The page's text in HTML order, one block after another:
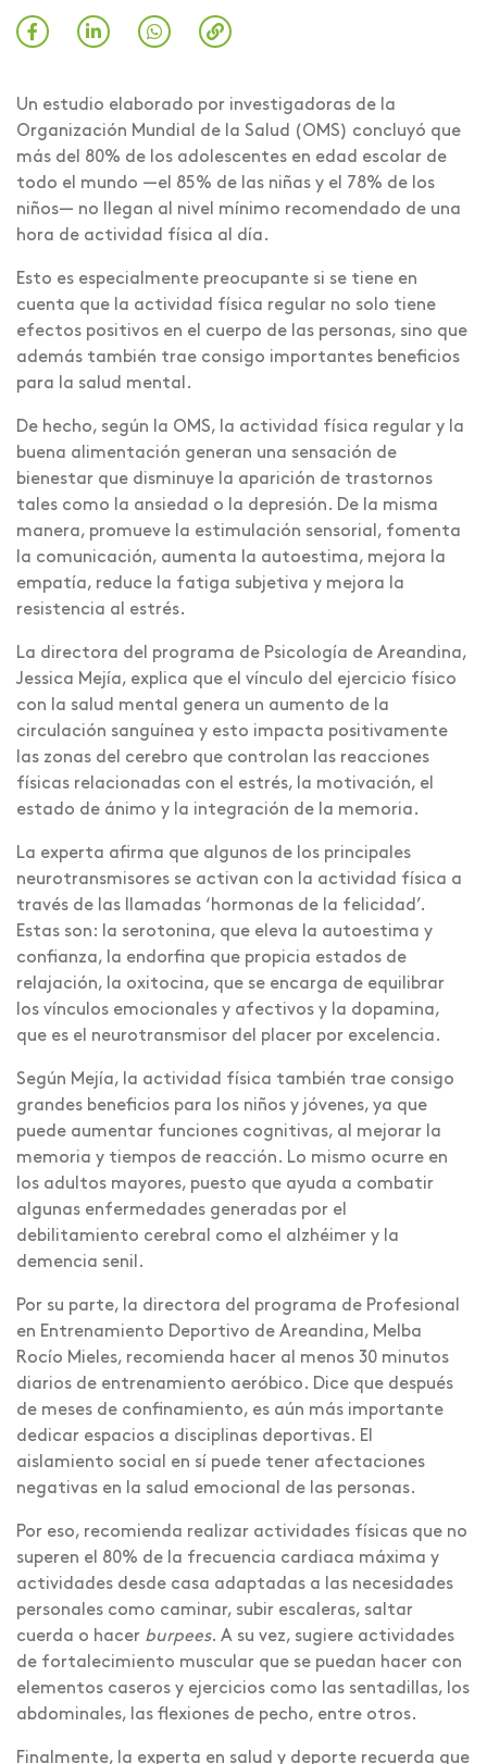
Un estudio elaborado por investigadoras de la
Organización Mundial de la Salud (OMS) concluyó que
más del 80% de los adolescentes en edad escolar de
todo el mundo —el 85% de las niñas y el 78% de los
niños— no llegan al nivel mínimo recomendado de una
hora de actividad física al día.
Esto es especialmente preocupante si se tiene en
cuenta que la actividad física regular no solo tiene
efectos positivos en el cuerpo de las personas, sino que
además también trae consigo importantes beneficios
para la salud mental.
De hecho, según la OMS, la actividad física regular y la
buena alimentación generan una sensación de
bienestar que disminuye la aparición de trastornos
tales como la ansiedad o la depresión. De la misma
manera, promueve la estimulación sensorial, fomenta
la comunicación, aumenta la autoestima, mejora la
empatía, reduce la fatiga subjetiva y mejora la
resistencia al estrés.
La directora del programa de Psicología de Areandina,
Jessica Mejía, explica que el vínculo del ejercicio físico
con la salud mental genera un aumento de la
circulación sanguínea y esto impacta positivamente
las zonas del cerebro que controlan las reacciones
físicas relacionadas con el estrés, la motivación, el
estado de ánimo y la integración de la memoria.
La experta afirma que algunos de los principales
neurotransmisores se activan con la actividad física a
través de las llamadas ‘hormonas de la felicidad’.
Estas son: la serotonina, que eleva la autoestima y
confianza, la endorfina que propicia estados de
relajación, la oxitocina, que se encarga de equilibrar
los vínculos emocionales y afectivos y la dopamina,
que es el neurotransmisor del placer por excelencia.
Según Mejía, la actividad física también trae consigo
grandes beneficios para los niños y jóvenes, ya que
puede aumentar funciones cognitivas, al mejorar la
memoria y tiempos de reacción. Lo mismo ocurre en
los adultos mayores, puesto que ayuda a combatir
algunas enfermedades generadas por el
debilitamiento cerebral como el alzhéimer y la
demencia senil.
Por su parte, la directora del programa de Profesional
en Entrenamiento Deportivo de Areandina, Melba
Rocío Mieles, recomienda hacer al menos 30 minutos
diarios de entrenamiento aeróbico. Dice que después
de meses de confinamiento, es aún más importante
dedicar espacios a disciplinas deportivas. El
aislamiento social en sí puede tener afectaciones
negativas en la salud emocional de las personas.
Por eso, recomienda realizar actividades físicas que no
superen el 80% de la frecuencia cardiaca máxima y
actividades desde casa adaptadas a las necesidades
personales como caminar, subir escaleras, saltar
cuerda o hacer burpees. A su vez, sugiere actividades
de fortalecimiento muscular que se puedan hacer con
elementos caseros y ejercicios como las sentadillas, los
abdominales, las flexiones de pecho, entre otros.
Finalmente, la experta en salud y deporte recuerda que